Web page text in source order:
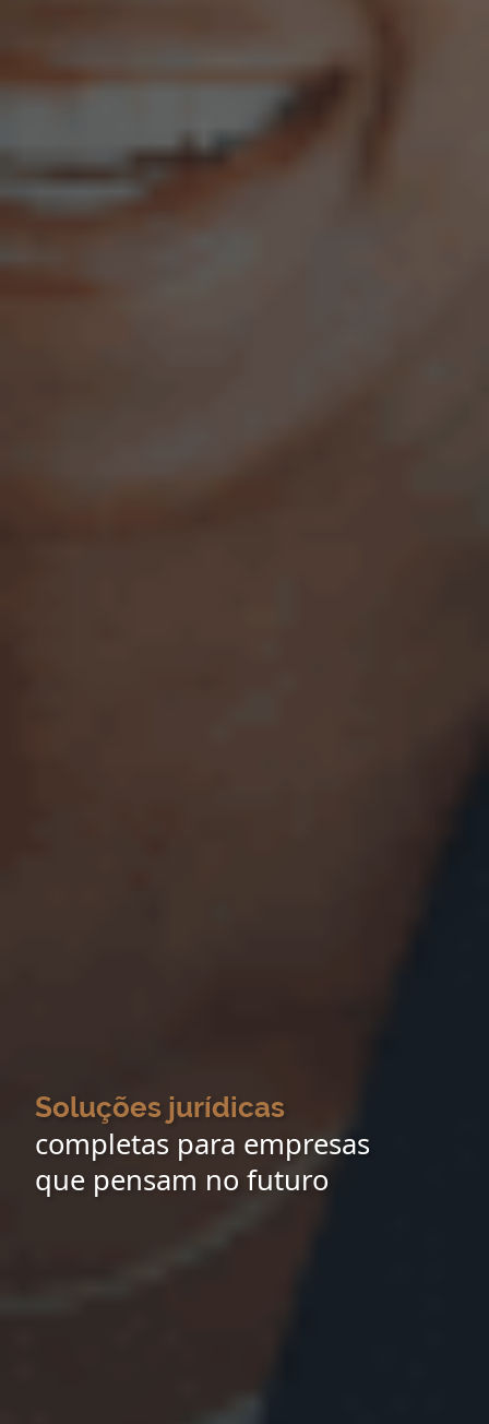
Soluções jurídicas
completas para empresas
que pensam no futuro